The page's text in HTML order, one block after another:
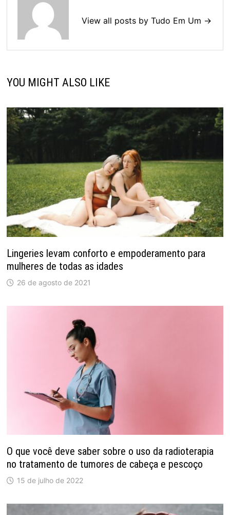
View all posts by Tudo Em Um →
YOU MIGHT ALSO LIKE
Lingeries levam conforto e empoderamento para
mulheres de todas as idades
26 de agosto de 2021
O que você deve saber sobre o uso da radioterapia
no tratamento de tumores de cabeça e pescoço
15 de julho de 2022